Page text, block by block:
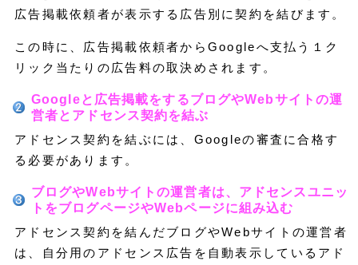
広告掲載依頼者が表示する広告別に契約を結びます。
この時に、広告掲載依頼者からGoogleへ支払う１ク
リック当たりの広告料の取決めされます。
Googleと広告掲載をするブログやWebサイトの運
営者とアドセンス契約を結ぶ
アドセンス契約を結ぶには、Googleの審査に合格す
る必要があります。
ブログやWebサイトの運営者は、アドセンスユニッ
トをブログページやWebページに組み込む
アドセンス契約を結んだブログやWebサイトの運営者
は、自分用のアドセンス広告を自動表示しているアド